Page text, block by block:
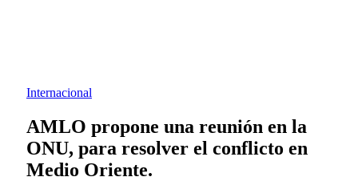
Internacional
AMLO propone una reunión en la
ONU, para resolver el conflicto en
Medio Oriente.